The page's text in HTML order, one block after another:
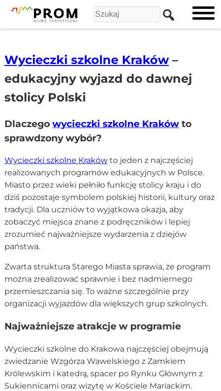
Wycieczki szkolne Kraków–
edukacyjny wyjazd do dawnej
stolicy Polski
Dlaczego wycieczki szkolne Krakówto
sprawdzony wybór?
Wycieczki szkolne Krakówto jeden z najczęściej
realizowanych programów edukacyjnych w Polsce.
Miasto przez wieki pełniło funkcję stolicy kraju i do
dziś pozostaje symbolem polskiej historii, kultury oraz
tradycji. Dla uczniów to wyjątkowa okazja, aby
zobaczyć miejsca znane z podręczników i lepiej
zrozumieć najważniejsze wydarzenia z dziejów
państwa.
Zwarta struktura Starego Miasta sprawia, że program
można zrealizować sprawnie i bez nadmiernego
przemieszczania się. To ważne szczególnie przy
organizacji wyjazdów dla większych grup szkolnych.
Najważniejsze atrakcje w programie
Wycieczki szkolne do Krakowa najczęściej obejmują
zwiedzanie Wzgórza Wawelskiego z Zamkiem
Królewskim i katedrą, spacer po Rynku Głównym z
Sukiennicami oraz wizytę w Kościele Mariackim.